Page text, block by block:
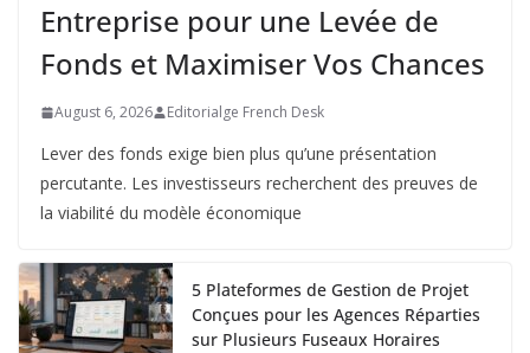
Entreprise pour une Levée de
Fonds et Maximiser Vos Chances
August 6, 2026 Editorialge French Desk
Lever des fonds exige bien plus qu’une présentation
percutante. Les investisseurs recherchent des preuves de
la viabilité du modèle économique
5 Plateformes de Gestion de Projet
Conçues pour les Agences Réparties
sur Plusieurs Fuseaux Horaires